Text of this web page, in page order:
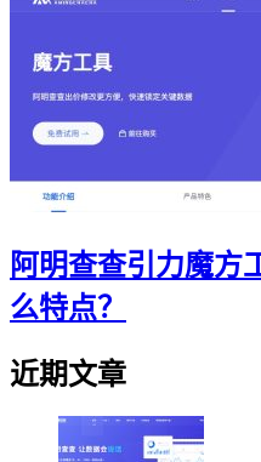
阿明查查引力魔方
么特点？
近期文章